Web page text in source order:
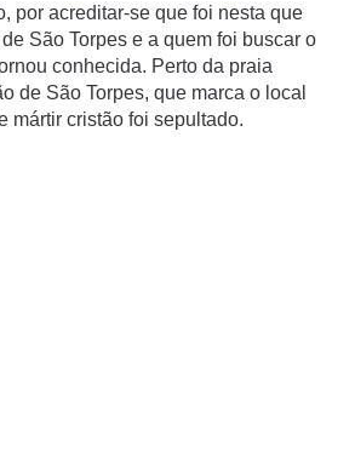
por acreditar-se que foi nesta que
São Torpes e a quem foi buscar o
conhecida. Perto da praia
de São Torpes, que marca o local
mártir cristão foi sepultado.